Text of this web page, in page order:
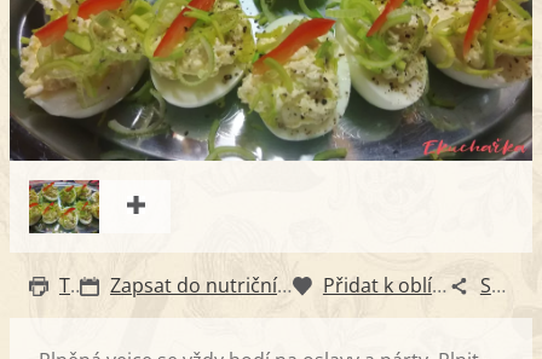
Tisk Zapsat do nutričního diáře Přidat k oblíbeným Sdílet